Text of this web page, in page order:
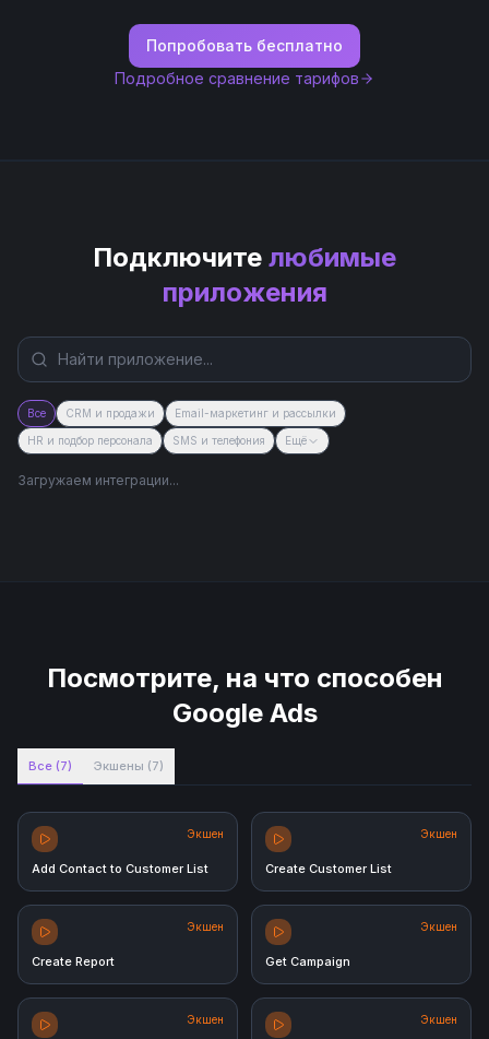
Попробовать бесплатно
Подробное сравнение тарифов
Подключите любимые
приложения
Все CRM и продажи Email-маркетинг и рассылки
HR и подбор персонала SMS и телефония Ещё
Загружаем интеграции...
Посмотрите, на что способен
Google Ads
Все (7) Экшены (7)
Экшен
Add Contact to Customer List
Экшен
Create Customer List
Экшен
Create Report
Экшен
Get Campaign
Экшен Экшен